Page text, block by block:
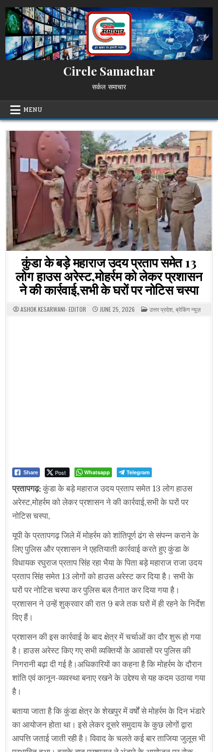
to
content
Circle Samachar
सर्कल समाचार
MENU
कुंडा के बड़े महाराज उदय प्रताप समेत 13
लोग हाउस अरेस्ट,मोहर्रम को लेकर प्रशासन
ने की कार्रवाई,सभी के घरों पर नोटिस चस्पा
ASHOK KESARWANI- EDITOR JUNE 25, 2026 POSTED
IN
उत्तर प्रदेश, ब्रेकिंग न्यूज़
Share Post Whatsapp Telegram
प्रतापगढ़:कुंडा के बड़े महाराज उदय प्रताप समेत 13 लोग हाउस
अरेस्ट,मोहर्रम को लेकर प्रशासन ने की कार्रवाई,सभी के घरों पर
नोटिस चस्पा,
यूपी के प्रतापगढ़ जिले में मोहर्रम को शांतिपूर्ण ढंग से संपन्न कराने के
लिए पुलिस और प्रशासन ने एहतियाती कार्रवाई करते हुए कुंडा के
विधायक रघुराज प्रताप सिंह रहा भैया के पिता बड़े महाराज राजा उदय
प्रताप सिंह समेत 13 लोगों को हाउस अरेस्ट कर दिया है। सभी के
घरों पर नोटिस चस्पा कर पुलिस बल तैनात कर दिया गया है।
प्रशासन ने उन्हें शुक्रवार की रात 9 बजे तक घरों में ही रहने के निर्देश
दिए हैं।
प्रशासन की इस कार्रवाई के बाद क्षेत्र में चर्चाओं का दौर शुरू हो गया
है। हाउस अरेस्ट किए गए सभी व्यक्तियों के आवासों पर पुलिस की
निगरानी बढ़ा दी गई है।अधिकारियों का कहना है कि मोहर्रम के दौरान
शांति एवं कानून-व्यवस्था बनाए रखने के उद्देश्य से यह कदम उठाया गया
है।
बताया जाता है कि कुंडा क्षेत्र के शेखपुर में वर्षों से मोहर्रम के दिन भंडारे
का आयोजन होता था। इसे लेकर दूसरे समुदाय के कुछ लोगों द्वारा
आपत्ति जताई जाती रही है। विवाद के चलते कई बार ताजिया जुलूस भी